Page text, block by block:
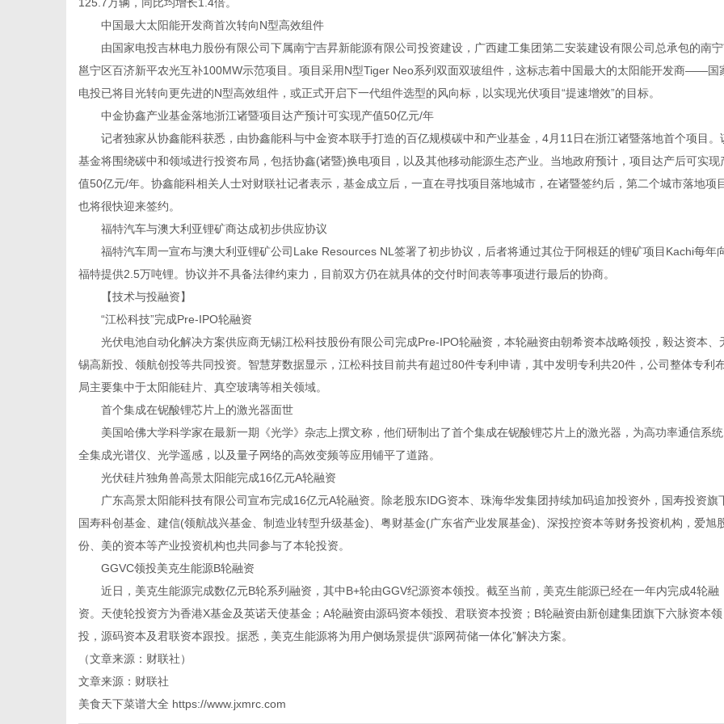
中国最大太阳能开发商首次转向N型高效组件
由国家电投吉林电力股份有限公司下属南宁吉昇新能源有限公司投资建设，广西建工集团第二安装建设有限公司总承包的南
邕宁区百济新平农光互补100MW示范项目。项目采用N型Tiger Neo系列双面双玻组件，这标志着中国最大的太阳能开发商——国
电投已将目光转向更先进的N型高效组件，或正式开启下一代组件选型的风向标，以实现光伏项目“提速增效”的目标。
中金协鑫产业基金落地浙江诸暨项目达产预计可实现产值50亿元/年
记者独家从协鑫能科获悉，由协鑫能科与中金资本联手打造的百亿规模碳中和产业基金，4月11日在浙江诸暨落地首个项目。
基金将围绕碳中和领域进行投资布局，包括协鑫(诸暨)换电项目，以及其他移动能源生态产业。当地政府预计，项目达产后可实现
值50亿元/年。协鑫能科相关人士对财联社记者表示，基金成立后，一直在寻找项目落地城市，在诸暨签约后，第二个城市落地项
也将很快迎来签约。
福特汽车与澳大利亚锂矿商达成初步供应协议
福特汽车周一宣布与澳大利亚锂矿公司Lake Resources NL签署了初步协议，后者将通过其位于阿根廷的锂矿项目Kachi每年
福特提供2.5万吨锂。协议并不具备法律约束力，目前双方仍在就具体的交付时间表等事项进行最后的协商。
【技术与投融资】
“江松科技”完成Pre-IPO轮融资
光伏电池自动化解决方案供应商无锡江松科技股份有限公司完成Pre-IPO轮融资，本轮融资由朝希资本战略领投，毅达资本、
锡高新投、领航创投等共同投资。智慧芽数据显示，江松科技目前共有超过80件专利申请，其中发明专利共20件，公司整体专利
局主要集中于太阳能硅片、真空玻璃等相关领域。
首个集成在铌酸锂芯片上的激光器面世
美国哈佛大学科学家在最新一期《光学》杂志上撰文称，他们研制出了首个集成在铌酸锂芯片上的激光器，为高功率通信系统
全集成光谱仪、光学遥感，以及量子网络的高效变频等应用铺平了道路。
光伏硅片独角兽高景太阳能完成16亿元A轮融资
广东高景太阳能科技有限公司宣布完成16亿元A轮融资。除老股东IDG资本、珠海华发集团持续加码追加投资外，国寿投资旗
国寿科创基金、建信(领航战兴基金、制造业转型升级基金)、粤财基金(广东省产业发展基金)、深投控资本等财务投资机构，爱旭
份、美的资本等产业投资机构也共同参与了本轮投资。
GGVC领投美克生能源B轮融资
近日，美克生能源完成数亿元B轮系列融资，其中B+轮由GGV纪源资本领投。截至当前，美克生能源已经在一年内完成4轮融
资。天使轮投资方为香港X基金及英诺天使基金；A轮融资由源码资本领投、君联资本投资；B轮融资由新创建集团旗下六脉资本领
投，源码资本及君联资本跟投。据悉，美克生能源将为用户侧场景提供“源网荷储一体化”解决方案。
（文章来源：财联社）
文章来源：财联社
美食天下菜谱大全 https://www.jxmrc.com